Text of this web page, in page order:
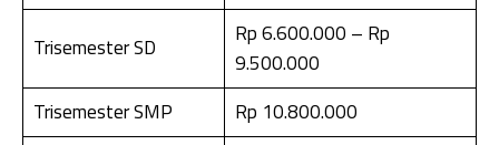
Trisemester SD
Rp 6.600.000 – Rp
9.500.000
Trisemester SMP
Rp 10.800.000